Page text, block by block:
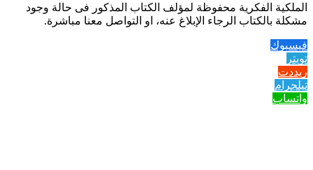
الملكية الفكرية محفوظة لمؤلف الكتاب المذكور فى حالة وجود
مشكلة بالكتاب الرجاء الإبلاغ عنه، او التواصل معنا مباشرة.
فيسبوك
تويتر
ريددت
تيلجرام
واتساب